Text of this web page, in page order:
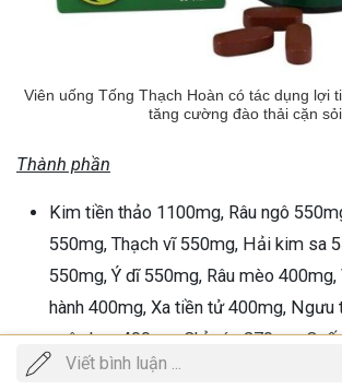
Viên uống Tống Thạch Hoàn có tác dụng lợi
tăng cường đào thải cặn sỏi
Thành phần
Kim tiền thảo 1100mg, Râu ngô
550mg, Thạch vĩ 550mg, Hải kim sa
550mg, Ý dĩ 550mg, Râu mèo
hành 400mg, Xa tiền tử 400mg,
ngân hoa 400mg, Chỉ xác 270mg,
thảo 160mg, Hoàng bá 270mg, Ô
Viết bình luận ...
Gọi